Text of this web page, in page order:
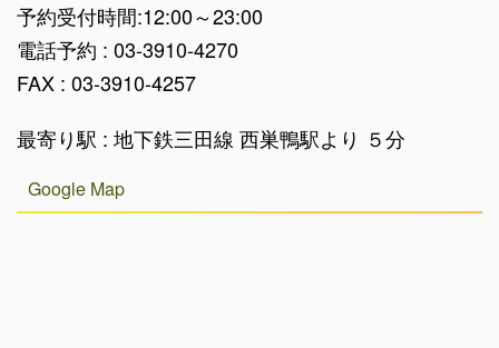
予約受付時間:12:00～23:00
電話予約 : 03-3910-4270
FAX : 03-3910-4257
最寄り駅 : 地下鉄三田線 西巣鴨駅より ５分
Google Map